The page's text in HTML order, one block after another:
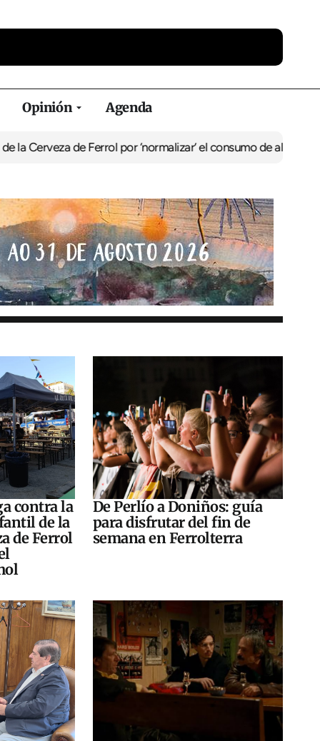
Opinión Agenda
Ferrol por ‘normalizar’ el consumo de alcoholDe Perlío a
contra la
de la
de Ferrol
De Perlío a Doniños: guía
para disfrutar del fin de
semana en Ferrolterra